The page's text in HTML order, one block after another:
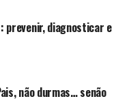
prevenir, diagnosticar e
não durmas… senão